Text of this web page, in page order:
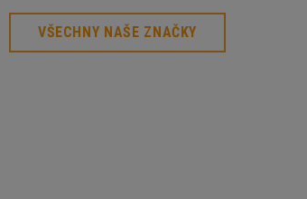
VŠECHNY NAŠE ZNAČKY